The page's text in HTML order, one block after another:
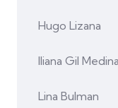
Hugo Lizana
Iliana Gil Medina
Lina Bulman